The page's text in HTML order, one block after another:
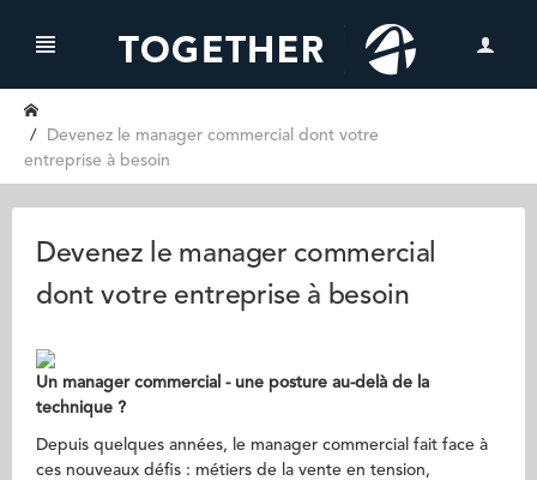
Devenez le manager commercial dont votre
entreprise à besoin
Devenez le manager commercial
dont votre entreprise à besoin
Un manager commercial - une posture au-delà de la
technique ?
Depuis quelques années, le manager commercial fait face à
ces nouveaux défis : métiers de la vente en tension,